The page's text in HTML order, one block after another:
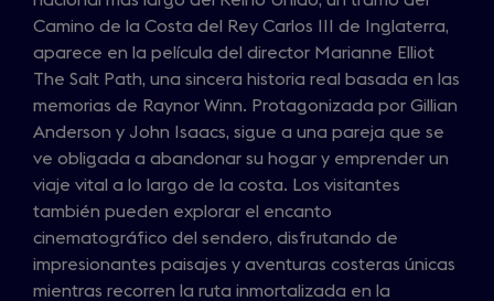
Camino de la Costa del Rey Carlos III de Inglaterra,
aparece en la película del director Marianne Elliot
The Salt Path, una sincera historia real basada en las
memorias de Raynor Winn. Protagonizada por Gillian
Anderson y John Isaacs, sigue a una pareja que se
ve obligada a abandonar su hogar y emprender un
viaje vital a lo largo de la costa. Los visitantes
también pueden explorar el encanto
cinematográfico del sendero, disfrutando de
impresionantes paisajes y aventuras costeras únicas
mientras recorren la ruta inmortalizada en la